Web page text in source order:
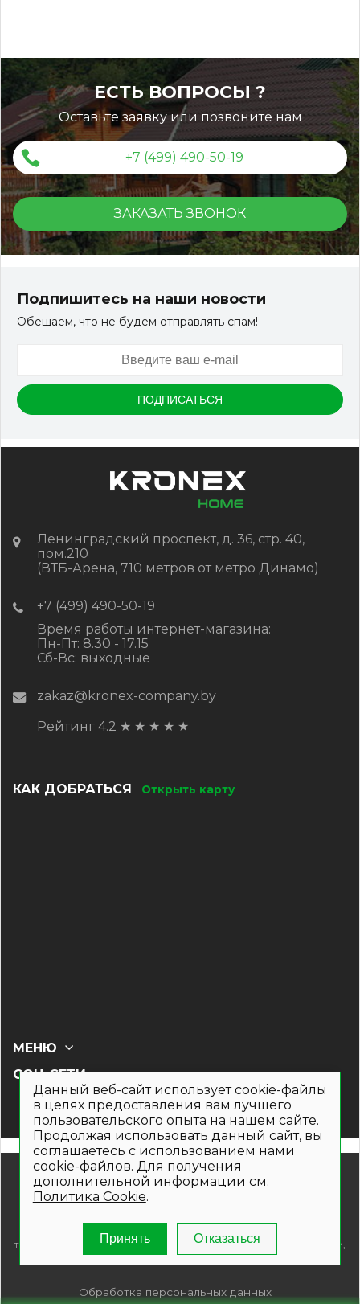
150*25*3000 мм
КУПИТЬ
ЕСТЬ ВОПРОСЫ ?
Оставьте заявку или позвоните нам
+7 (499) 490-50-19
ЗАКАЗАТЬ ЗВОНОК
Подпишитесь на наши новости
Обещаем, что не будем отправлять спам!
Ленинградский проспект, д. 36, стр. 40,
пом.210
(ВТБ-Арена, 710 метров от метро Динамо)
+7 (499) 490-50-19
Время работы интернет-магазина:
Пн-Пт: 8.30 - 17.15
Сб-Вс: выходные
zakaz@kronex-company.by
Рейтинг 4.2 ★ ★ ★ ★ ★
КАК ДОБРАТЬСЯ Открыть карту
СОЦ СЕТИ
МЕНЮ
© 2019- 2026. Общество с ограниченной ответственностью
«Кронекс»
Информация на сайте носит рекламно-информационный
товаров и (или) услуг , пожалуйста, обращайтесь по телефонам,
указанным на сайте.
Обработка персональных данных
Данный веб-сайт использует cookie-файлы
в целях предоставления вам лучшего
пользовательского опыта на нашем сайте.
Продолжая использовать данный сайт, вы
соглашаетесь с использованием нами
cookie-файлов. Для получения
дополнительной информации см.
Политика Cookie.
Принять Отказаться